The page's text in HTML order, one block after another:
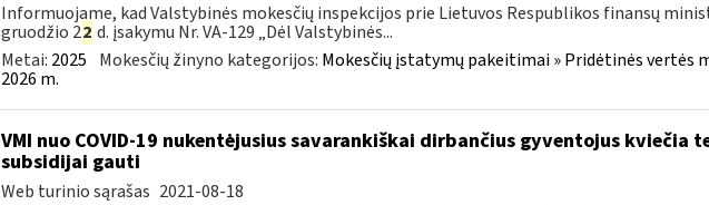
Informuojame, kad Valstybinės mokesčių inspekcijos prie Lietuvos Respublikos finansų
gruodžio 22 d. įsakymu Nr. VA-129 „Dėl Valstybinės...
Metai: 2025 Mokesčių žinyno kategorijos: Mokesčių įstatymų pakeitimai » Pridėtinės vertės
2026 m.
VMI nuo COVID-19 nukentėjusius savarankiškai dirbančius gyventojus kviečia
subsidijai gauti
Web turinio sąrašas 2021-08-18